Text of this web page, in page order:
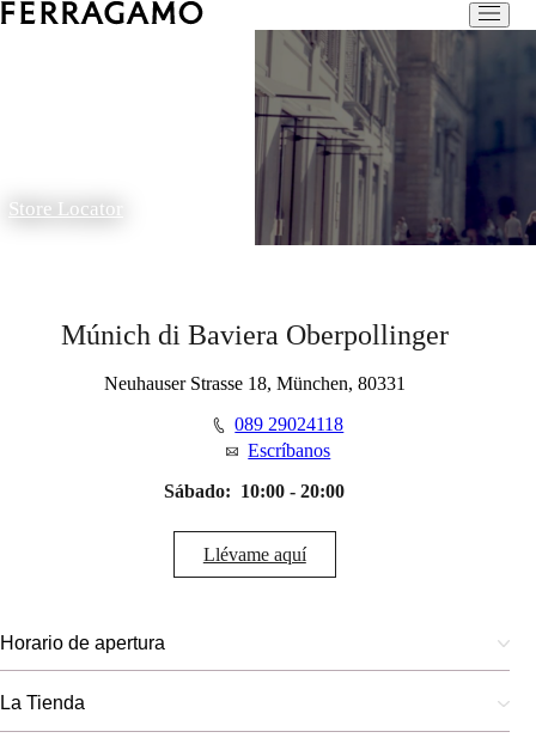
Store Locator
Múnich di Baviera Oberpollinger
Neuhauser Strasse 18, München, 80331
089 29024118
Escríbanos
Sábado: 10:00 - 20:00
Llévame aquí
Horario de apertura
La Tienda